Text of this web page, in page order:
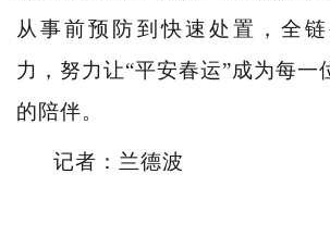
从事前预防到快速处置，全
力，努力让“平安春运”成为每一
的陪伴。
记者：兰德波